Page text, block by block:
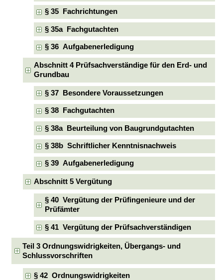
§ 35 Fachrichtungen
§ 35a Fachgutachten
§ 36 Aufgabenerledigung
Abschnitt 4 Prüfsachverständige für den Erd- und
Grundbau
§ 37 Besondere Voraussetzungen
§ 38 Fachgutachten
§ 38a Beurteilung von Baugrundgutachten
§ 38b Schriftlicher Kenntnisnachweis
§ 39 Aufgabenerledigung
Abschnitt 5 Vergütung
§ 40 Vergütung der Prüfingenieure und der
Prüfämter
§ 41 Vergütung der Prüfsachverständigen
Teil 3 Ordnungswidrigkeiten, Übergangs- und
Schlussvorschriften
§ 42 Ordnungswidrigkeiten